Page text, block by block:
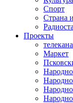
Спорт
Страна
Проекты
Маркет